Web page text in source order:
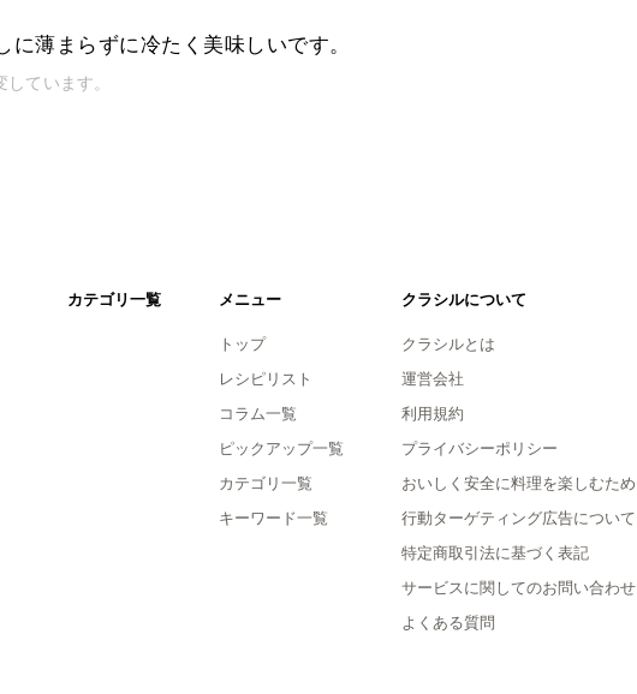
薄まらずに冷たく美味しいです。
ています。
カテゴリ一覧 メニュー
トップ
レシピリスト
コラム一覧
ピックアップ一覧
カテゴリ一覧
キーワード一覧
クラシルについて
クラシルとは
運営会社
利用規約
プライバシーポリシー
おいしく安全に料理を楽しむため
行動ターゲティング広告について
特定商取引法に基づく表記
サービスに関してのお問い合わせ
よくある質問